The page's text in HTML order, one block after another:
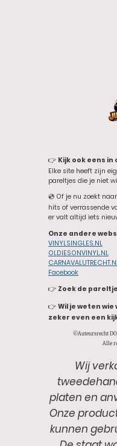
👉 Kijk ook eens
Elke site heeft zijn
pareltjes die je niet
💿 Of je nu zoekt
hits of verrassende
er valt altijd iets
Onze andere
VINYLSINGLES.NL
OLDIESONVINYL.NL
Facebook
👉 Zoek de
👉 Wil je weten wie
zeker even een
©Auteursrecht
Alle
Wij
platen en
Onze
kunnen